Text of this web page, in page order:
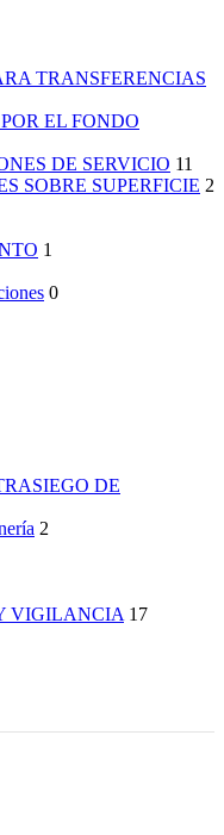
TRANSFERENCIAS
EL FONDO
DE SERVICIO 11
SOBRE SUPERFICIE 2
1
0
DE
2
VIGILANCIA 17